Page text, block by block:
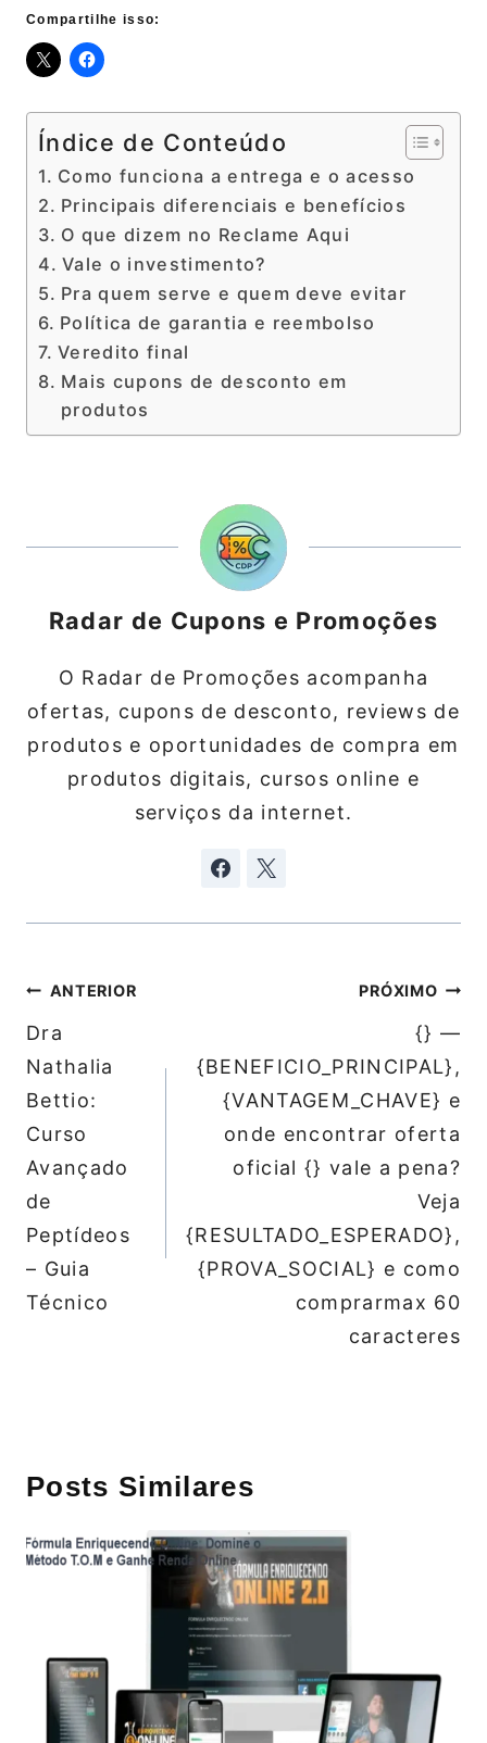
Compartilhe isso:
Índice de Conteúdo
Como funciona a entrega e o acesso
Principais diferenciais e benefícios
O que dizem no Reclame Aqui
Vale o investimento?
Pra quem serve e quem deve evitar
Política de garantia e reembolso
Veredito final
Mais cupons de desconto em
produtos
Radar de Cupons e Promoções
O Radar de Promoções acompanha
ofertas, cupons de desconto, reviews de
produtos e oportunidades de compra em
produtos digitais, cursos online e
serviços da internet.
Navegação
de
Post
ANTERIOR
Dra
Nathalia
Bettio:
Curso
Avançado
de
Peptídeos
– Guia
Técnico
PRÓXIMO
{} —
{BENEFICIO_PRINCIPAL},
{VANTAGEM_CHAVE} e
onde encontrar oferta
oficial {} vale a pena?
Veja
{RESULTADO_ESPERADO},
{PROVA_SOCIAL} e como
comprarmax 60
caracteres
Posts Similares